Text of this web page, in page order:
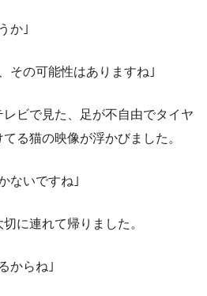
か｣
その可能性はありますね｣
ビで見た、足が不自由でタイヤ
る猫の映像が浮かびました。
ないですね｣
に連れて帰りました。
からね｣